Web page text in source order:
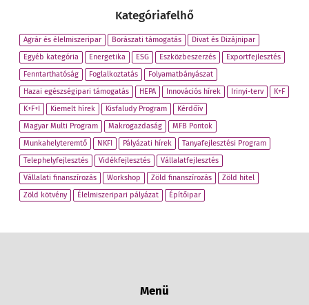
Kategóriafelhő
Agrár és élelmiszeripar Borászati támogatás
Divat és Dizájnipar
Egyéb kategória
Energetika ESG Eszközbeszerzés
Exportfejlesztés
Fenntarthatóság
Foglalkoztatás
Folyamatbányászat
Hazai egészségipari támogatás
HEPA Innovációs hírek Irinyi-terv
K+F
K+F+I
Kiemelt hírek Kisfaludy Program
Kérdőív
Magyar Multi Program
Makrogazdaság
MFB Pontok
Munkahelyteremtő
NKFI Pályázati hírek
Tanyafejlesztési Program
Telephelyfejlesztés
Vidékfejlesztés
Vállalatfejlesztés
Vállalati finanszírozás
Workshop Zöld finanszírozás
Zöld hitel
Zöld kötvény
Élelmiszeripari pályázat Építőipar
Menü